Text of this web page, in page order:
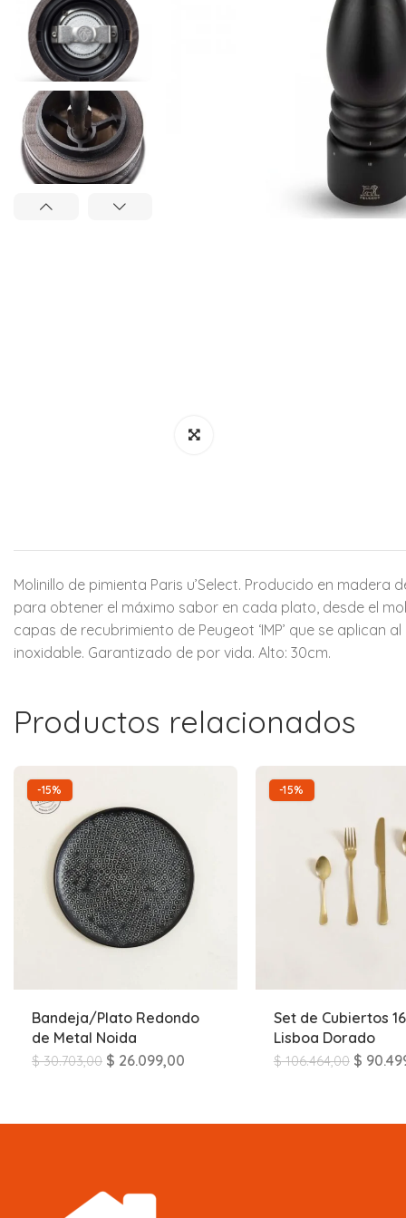
Molinillo de pimienta Paris u’Select. Producido en
para obtener el máximo sabor en cada plato, desde el
capas de recubrimiento de Peugeot ‘IMP’ que se
inoxidable. Garantizado de por vida. Alto: 30cm.
Productos relacionados
-15%
Bandeja/Plato Redondo
de Metal Noida
$30.703,00 $ 26.099,00
-15%
Set de Cubiertos
Lisboa Dorado
$106.464,00 $